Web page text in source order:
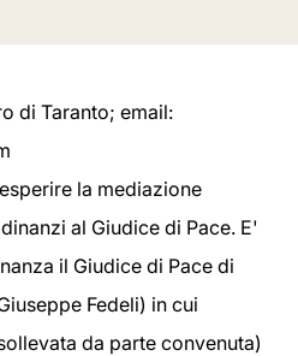
di Taranto; email:
la mediazione
al Giudice di Pace. E'
il Giudice di Pace di
Fedeli) in cui
da parte convenuta)